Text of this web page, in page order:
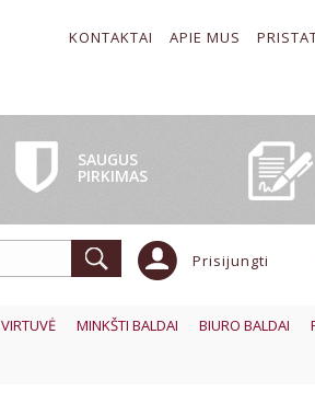
KONTAKTAI APIE MUS
SAUGUS
PIRKIMAS
Prisijungti
VIRTUVĖ MINKŠTI BALDAI BIURO BALDAI